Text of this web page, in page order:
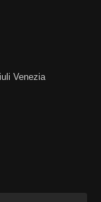
Venezia